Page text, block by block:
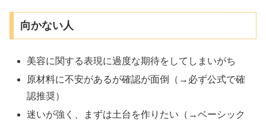
向かない人
美容に関する表現に過度な期待をしてしまいがち
原材料に不安があるが確認が面倒（→必ず公式で確
認推奨）
迷いが強く、まずは土台を作りたい（→ベーシック